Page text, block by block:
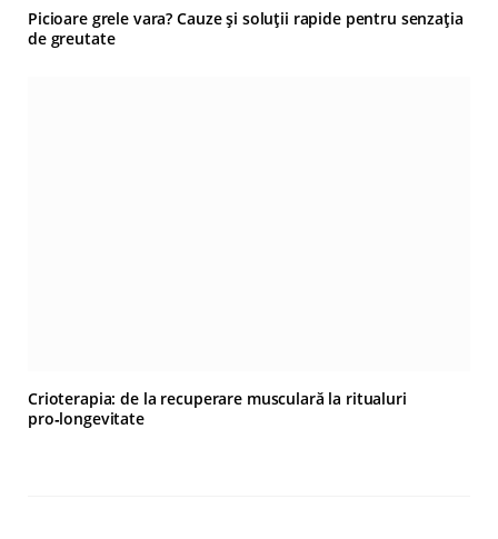
Picioare grele vara? Cauze și soluții rapide pentru senzația
de greutate
Crioterapia: de la recuperare musculară la ritualuri
pro‑longevitate